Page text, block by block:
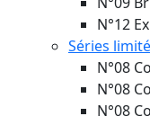
N°12
Séries
N°08
N°08
N°08